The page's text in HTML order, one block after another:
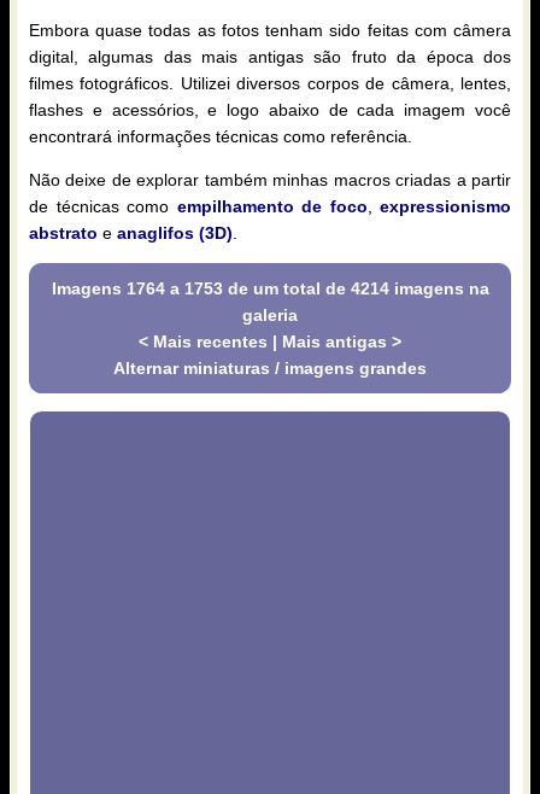
Embora quase todas as fotos tenham sido feitas com câmera
digital, algumas das mais antigas são fruto da época dos
filmes fotográficos. Utilizei diversos corpos de câmera, lentes,
flashes e acessórios, e logo abaixo de cada imagem você
encontrará informações técnicas como referência.
Não deixe de explorar também minhas macros criadas a partir
de técnicas como empilhamento de foco
expressionismo
abstrato e anaglifos (3D)
Imagens 1764 a 1753 de um total de 4214 imagens na
galeria
< Mais recentes | Mais antigas >
Alternar miniaturas / imagens grandes